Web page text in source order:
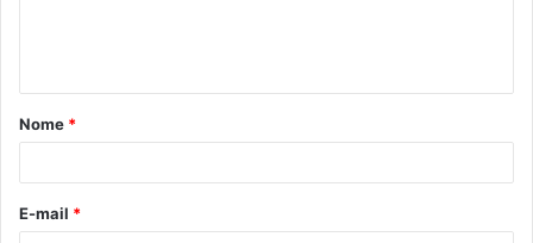
á
r
*
Nome *
E-mail *